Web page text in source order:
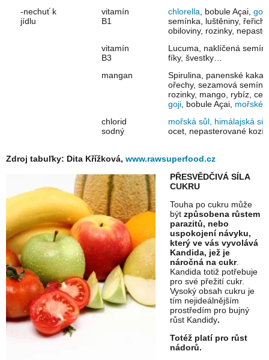
-nechuť k
jídlu
vitamín
B1
chlorella , bobule Açai, goji
semínka, luštěniny,
obiloviny, rozinky,
vitamín
B3
Lucuma, naklíčená
fíky, švestky…
mangan
Spirulina, panenské
ořechy, sezamová
rozinky, mango, rybíz,
goji , bobule Açai, mořské
chlorid
sodný
mořská sůl, himálajská sůl
ocet, nepasterované kozí
Zdroj tabuľky: Dita Křížková, www.rawsuperfood.cz
PŘESVĚDČIVÁ SÍLA
CUKRU
Touha po cukru může
být způsobena růstem
parazitů, nebo
uspokojení návyku,
který ve vás vyvolává
Kandida, jež je
náročná na cukr.
Kandida totiž potřebuje
pro své přežití cukr.
Vysoký obsah cukru je
tím nejideálnějším
prostředím pro bujný
růst Kandidy.
Totéž platí pro růst
nádorů.